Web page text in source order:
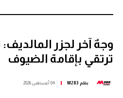
وجهٌ آخر لجزر
ترتقي بإقامة الضيوف
بقلم M283 04 أغسطس 2026